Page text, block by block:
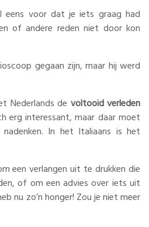
eens voor dat je iets graag had
of andere reden niet door kon
gegaan zijn, maar hij werd
Nederlands de voltooid verleden
erg interessant, maar daar moet
In het Italiaans is het
een verlangen uit te drukken die
of om een advies over iets uit
nu zo’n honger! Zou je niet meer